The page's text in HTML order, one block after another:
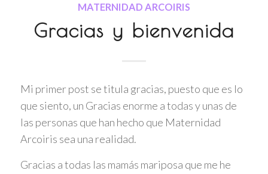
MATERNIDAD ARCOIRIS
Gracias y bienvenida
Mi primer post se titula gracias, puesto que es lo
que siento, un Gracias enorme a todas y unas de
las personas que han hecho que Maternidad
Arcoiris sea una realidad.
Gracias a todas las mamás mariposa que me he